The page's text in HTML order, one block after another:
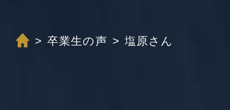
卒業生の声 塩原さん